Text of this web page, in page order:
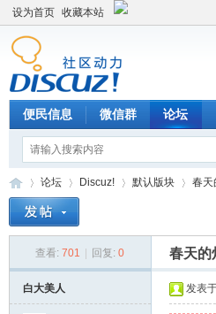
设为首页 收藏本站
便民信息 微信群 论坛
论坛
›
Discuz!
›
默认版块
›
春天
查看: 701 回复: 0 春天的
白大美人 发表